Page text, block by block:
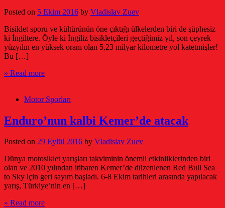
Posted on 5 Ekim 2016 by Vladislav Zuev
Bisiklet sporu ve kültürünün öne çıktığı ülkelerden biri de şüphesiz
ki İngiltere. Öyle ki İngiliz bisikletçileri geçtiğimiz yıl, son çeyrek
yüzyılın en yüksek oranı olan 5,23 milyar kilometre yol katetmişler!
Bu […]
» Read more
Motor Sporları
Enduro’nun kalbi Kemer’de atacak
Posted on 29 Eylül 2016 by Vladislav Zuev
Dünya motosiklet yarışları takviminin önemli etkinliklerinden biri
olan ve 2010 yılından itibaren Kemer’de düzenlenen Red Bull Sea
to Sky için geri sayım başladı. 6-8 Ekim tarihleri arasında yapılacak
yarış, Türkiye’nin en […]
» Read more